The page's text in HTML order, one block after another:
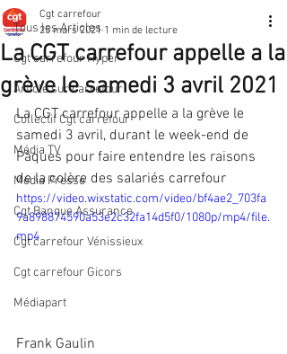
Tous les Articles
Cgt carrefour Hyper
Article sur carrefour
Collectif Cgt carrefour
Média TV
Média Presse
Cgt Banque Assurance
Cgt carrefour Vénissieux
Cgt carrefour Gicors
Médiapart
La CGT carrefour appelle a la
grève le samedi 3 avril 2021
Cgt carrefour
25 mars 2021 1 min de lecture
La CGT carrefour appelle a la grève le
samedi 3 avril, durant le week-end de
Pâques pour faire entendre les raisons
de la colère des salariés carrefour
https://video.wixstatic.com/video/bf4ae2_703fa
9a898874590a53e2c32fa14d5f0/1080p/mp4/file.
mp4
Frank Gaulin